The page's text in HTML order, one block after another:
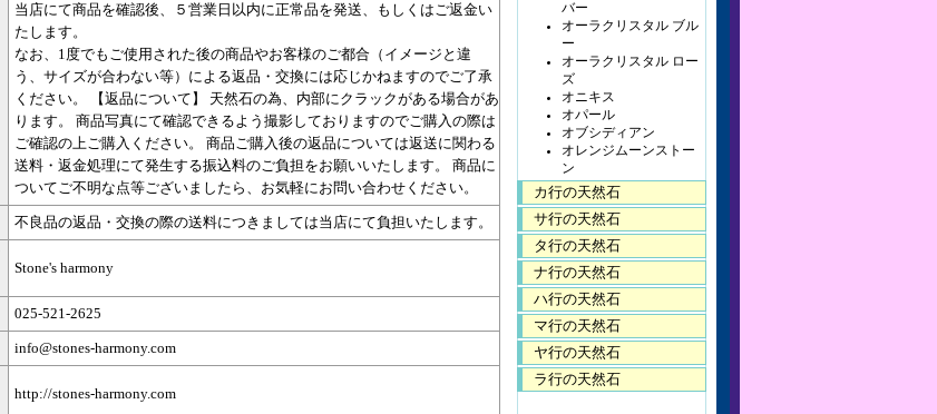
当店にて商品を確認後、５営業日以内に正常品を発送、もしくはご返金い
たします。
なお、1度でもご使用された後の商品やお客様のご都合（イメージと違
う、サイズが合わない等）による返品・交換には応じかねますのでご了承
ください。 【返品について】 天然石の為、内部にクラックがある場合があ
ります。 商品写真にて確認できるよう撮影しておりますのでご購入の際は
ご確認の上ご購入ください。 商品ご購入後の返品については返送に関わる
送料・返金処理にて発生する振込料のご負担をお願いいたします。 商品に
ついてご不明な点等ございましたら、お気軽にお問い合わせください。
不良品の返品・交換の際の送料につきましては当店にて負担いたします。
Stone's harmony
025-521-2625
info@stones-harmony.com
http://stones-harmony.com
バー
オーラクリスタル ブル
ー
オーラクリスタル ロー
ズ
オニキス
オパール
オブシディアン
オレンジムーンストー
ン
カ行の天然石
サ行の天然石
タ行の天然石
ナ行の天然石
ハ行の天然石
マ行の天然石
ヤ行の天然石
ラ行の天然石